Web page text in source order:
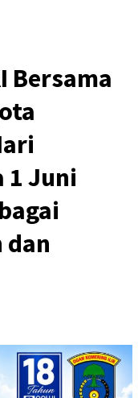
Bersama
1 Juni
dan